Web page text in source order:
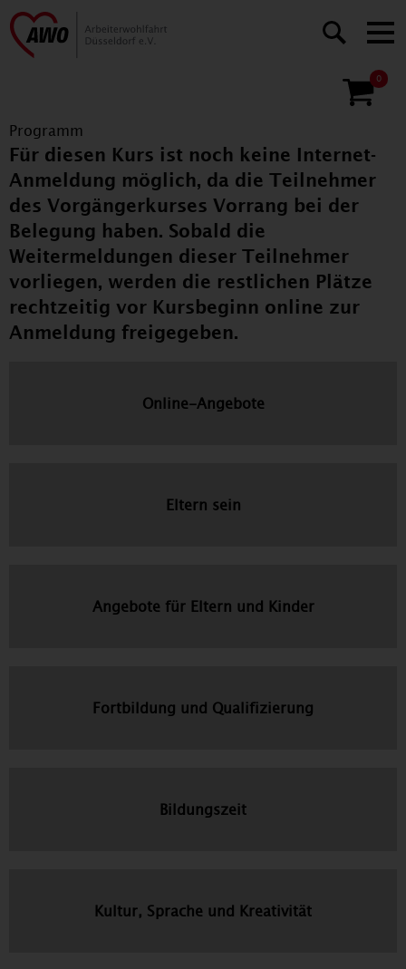
0
Programm
Für diesen Kurs ist noch keine Internet-
Anmeldung möglich, da die Teilnehmer
des Vorgängerkurses Vorrang bei der
Belegung haben. Sobald die
Weitermeldungen dieser Teilnehmer
vorliegen, werden die restlichen Plätze
rechtzeitig vor Kursbeginn online zur
Anmeldung freigegeben.
Online-Angebote
Eltern sein
Angebote für Eltern und Kinder
Fortbildung und Qualifizierung
Bildungszeit
Kultur, Sprache und Kreativität